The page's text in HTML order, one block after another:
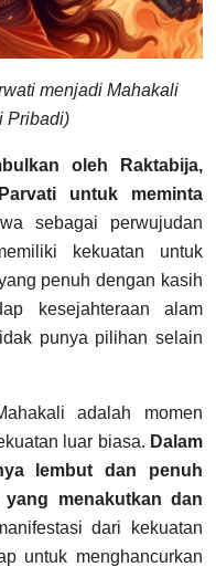
menjadi Mahakali
Pribadi)
oleh Raktabija,
untuk meminta
sebagai perwujudan
kekuatan untuk
penuh dengan kasih
kesejahteraan alam
punya pilihan selain
adalah momen
luar biasa. Dalam
lembut dan penuh
menakutkan dan
dari kekuatan
untuk menghancurkan